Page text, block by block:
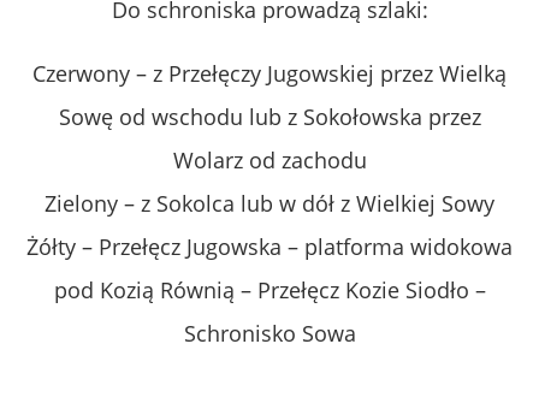
Do schroniska prowadzą szlaki:
Czerwony – z Przełęczy Jugowskiej przez Wielką
Sowę od wschodu lub z Sokołowska przez
Wolarz od zachodu
Zielony – z Sokolca lub w dół z Wielkiej Sowy
Żółty – Przełęcz Jugowska – platforma widokowa
pod Kozią Równią – Przełęcz Kozie Siodło –
Schronisko Sowa